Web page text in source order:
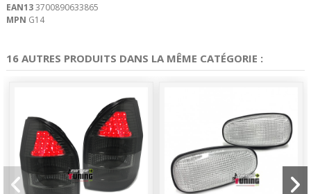
EAN133700890633865
MPN G14
16 AUTRES PRODUITS DANS LA MÊME CATÉGORIE :